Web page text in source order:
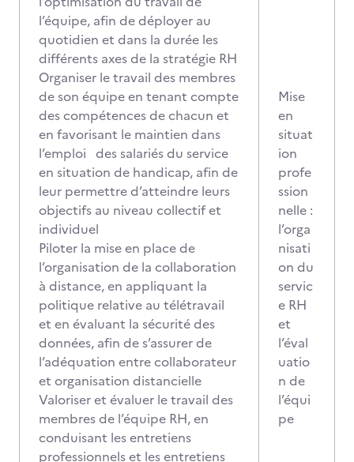
l’équipe, afin de déployer au
quotidien et dans la durée les
différents axes de la stratégie RH
Organiser le travail des membres
de son équipe en tenant compte
des compétences de chacun et
en favorisant le maintien dans
l’emploi des salariés du service
en situation de handicap, afin de
leur permettre d’atteindre leurs
objectifs au niveau collectif et
individuel
Piloter la mise en place de
l’organisation de la collaboration
à distance, en appliquant la
politique relative au télétravail
et en évaluant la sécurité des
données, afin de s’assurer de
l’adéquation entre collaborateur
et organisation distancielle
Valoriser et évaluer le travail des
membres de l’équipe RH, en
conduisant les entretiens
professionnels et les entretiens
Mise
en
situat
ion
profe
ssion
nelle :
l’orga
nisati
on du
servic
e RH
et
l’éval
uatio
n de
l’équi
pe